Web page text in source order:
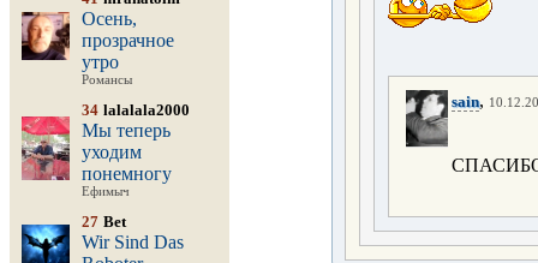
Осень,
прозрачное
утро
Романсы
34 lalalala2000
Мы теперь
уходим
понемногу
Ефимыч
27 Bet
Wir Sind Das
sain,